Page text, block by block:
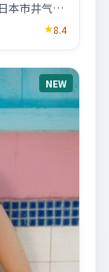
本市井气息
8.4
NEW